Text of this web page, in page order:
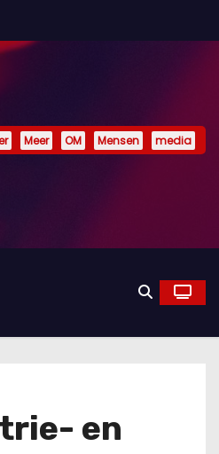
Meer OM Mensen media
en